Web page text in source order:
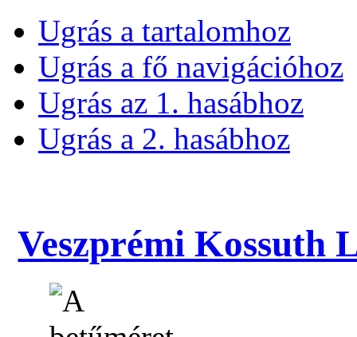
Ugrás a tartalomhoz
Ugrás a fő navigációhoz
Ugrás az 1. hasábhoz
Ugrás a 2. hasábhoz
Veszprémi Kossuth